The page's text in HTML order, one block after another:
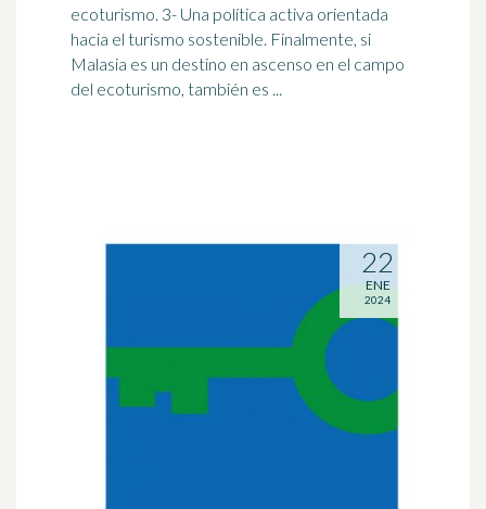
ecoturismo. 3- Una política activa orientada
hacia el turismo sostenible. Finalmente, si
Malasia es un destino en ascenso en el campo
del ecoturismo, también es ...
22
ENE
2024